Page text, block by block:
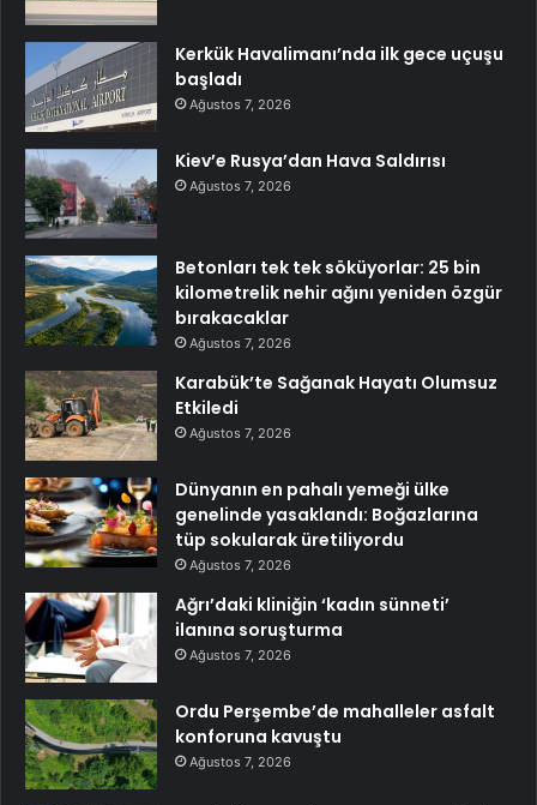
Kerkük Havalimanı’nda ilk gece uçuşu
başladı
Ağustos 7, 2026
Kiev’e Rusya’dan Hava Saldırısı
Ağustos 7, 2026
Betonları tek tek söküyorlar: 25 bin
kilometrelik nehir ağını yeniden özgür
bırakacaklar
Ağustos 7, 2026
Karabük’te Sağanak Hayatı Olumsuz
Etkiledi
Ağustos 7, 2026
Dünyanın en pahalı yemeği ülke
genelinde yasaklandı: Boğazlarına
tüp sokularak üretiliyordu
Ağustos 7, 2026
Ağrı’daki kliniğin ‘kadın sünneti’
ilanına soruşturma
Ağustos 7, 2026
Ordu Perşembe’de mahalleler asfalt
konforuna kavuştu
Ağustos 7, 2026